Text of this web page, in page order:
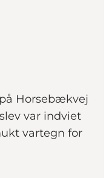
Horsebækvej
var indviet
vartegn for